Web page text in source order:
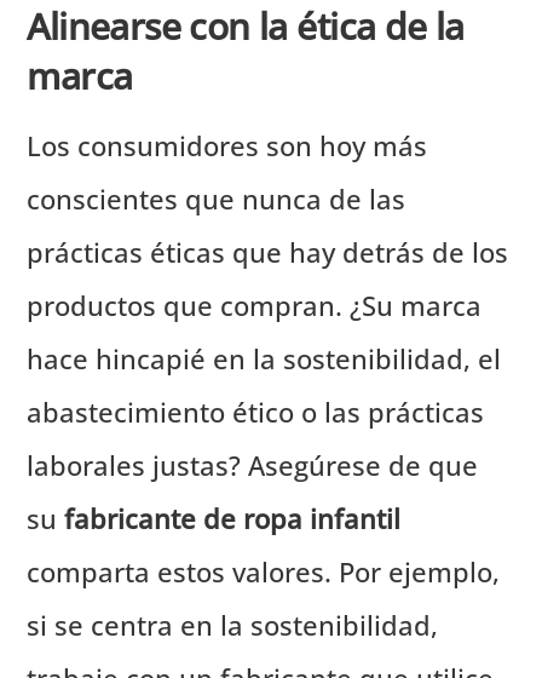
Alinearse con la ética de la
marca
Los consumidores son hoy más
conscientes que nunca de las
prácticas éticas que hay detrás de los
productos que compran. ¿Su marca
hace hincapié en la sostenibilidad, el
abastecimiento ético o las prácticas
laborales justas? Asegúrese de que
sufabricante de ropa infantil
comparta estos valores. Por ejemplo,
si se centra en la sostenibilidad,